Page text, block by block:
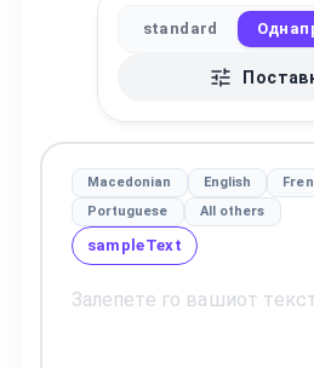
standard
Macedonian English
Portuguese
All others
sampleText